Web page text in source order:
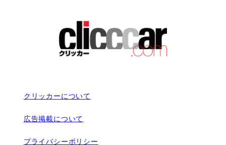
クリッカーについて
広告掲載について
プライバシーポリシー